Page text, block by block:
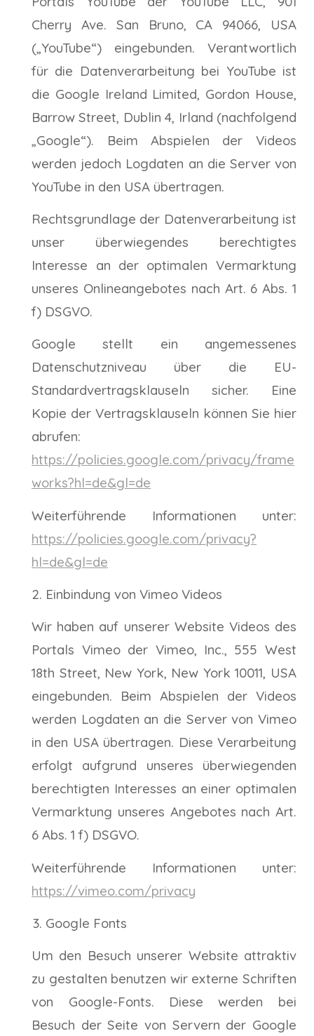
Cherry Ave. San Bruno, CA 94066, USA
(„YouTube“) eingebunden. Verantwortlich
für die Datenverarbeitung bei YouTube ist
die Google Ireland Limited, Gordon House,
Barrow Street, Dublin 4, Irland (nachfolgend
„Google“). Beim Abspielen der Videos
werden jedoch Logdaten an die Server von
YouTube in den USA übertragen.
Rechtsgrundlage der Datenverarbeitung ist
unser überwiegendes berechtigtes
Interesse an der optimalen Vermarktung
unseres Onlineangebotes nach Art. 6 Abs. 1
f) DSGVO.
Google stellt ein angemessenes
Datenschutzniveau über die EU-
Standardvertragsklauseln sicher. Eine
Kopie der Vertragsklauseln können Sie hier
abrufen:
https://policies.google.com/privacy/frame
works?hl=de&gl=de
Weiterführende Informationen unter:
https://policies.google.com/privacy?
hl=de&gl=de
Einbindung von Vimeo Videos
Wir haben auf unserer Website Videos des
Portals Vimeo der Vimeo, Inc., 555 West
18th Street, New York, New York 10011, USA
eingebunden. Beim Abspielen der Videos
werden Logdaten an die Server von Vimeo
in den USA übertragen. Diese Verarbeitung
erfolgt aufgrund unseres überwiegenden
berechtigten Interesses an einer optimalen
Vermarktung unseres Angebotes nach Art.
6 Abs. 1 f) DSGVO.
Weiterführende Informationen unter:
https://vimeo.com/privacy
Google Fonts
Um den Besuch unserer Website attraktiv
zu gestalten benutzen wir externe Schriften
von Google-Fonts. Diese werden bei
Besuch der Seite von Servern der Google